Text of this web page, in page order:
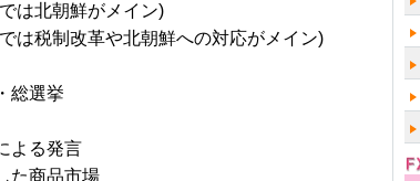
は北朝鮮がメイン)
は税制改革や北朝鮮への対応がメイン)
総選挙
よる発言
た商品市場